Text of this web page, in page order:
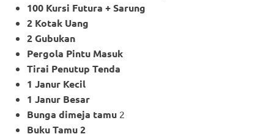
100 Kursi Futura + Sarung
2 Kotak Uang
2 Gubukan
Pergola Pintu Masuk
Tirai Penutup Tenda
1 Janur Kecil
1 Janur Besar
Bunga dimeja tamu 2
Buku Tamu 2